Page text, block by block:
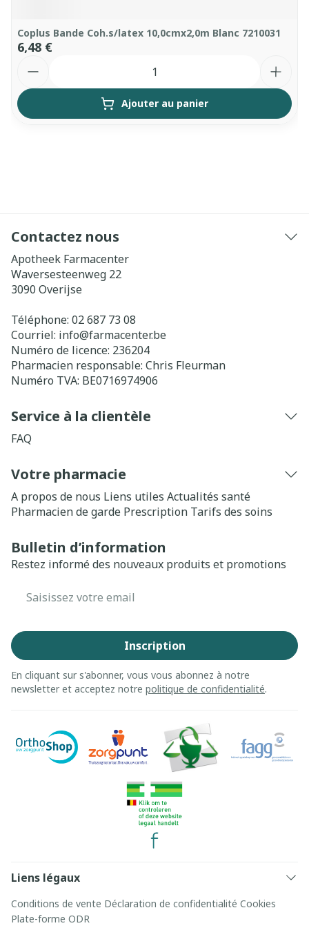
Coplus Bande Coh.s/latex 10,0cmx2,0m Blanc 7210031
6,48 €
Ajouter au panier
Contactez nous
Apotheek Farmacenter
Waversesteenweg 22
3090 Overijse
Téléphone: 02 687 73 08
Courriel: info@farmacenter.be
Numéro de licence: 236204
Pharmacien responsable: Chris Fleurman
Numéro TVA: BE0716974906
Service à la clientèle
FAQ
Votre pharmacie
A propos de nous Liens utiles Actualités santé
Pharmacien de garde Prescription Tarifs des soins
Bulletin d’information
Restez informé des nouveaux produits et promotions
Inscription
En cliquant sur s'abonner, vous vous abonnez à notre
newsletter et acceptez notre politique de confidentialité.
Liens légaux
Conditions de vente Déclaration de confidentialité Cookies
Plate-forme ODR